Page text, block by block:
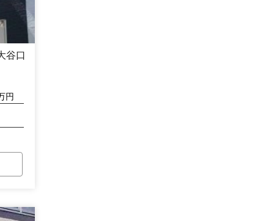
谷口
円